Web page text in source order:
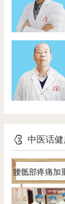
中医话健
腰骶部疼痛加
看病，针灸